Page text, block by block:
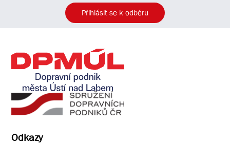
Přihlásit se k odběru
Odkazy